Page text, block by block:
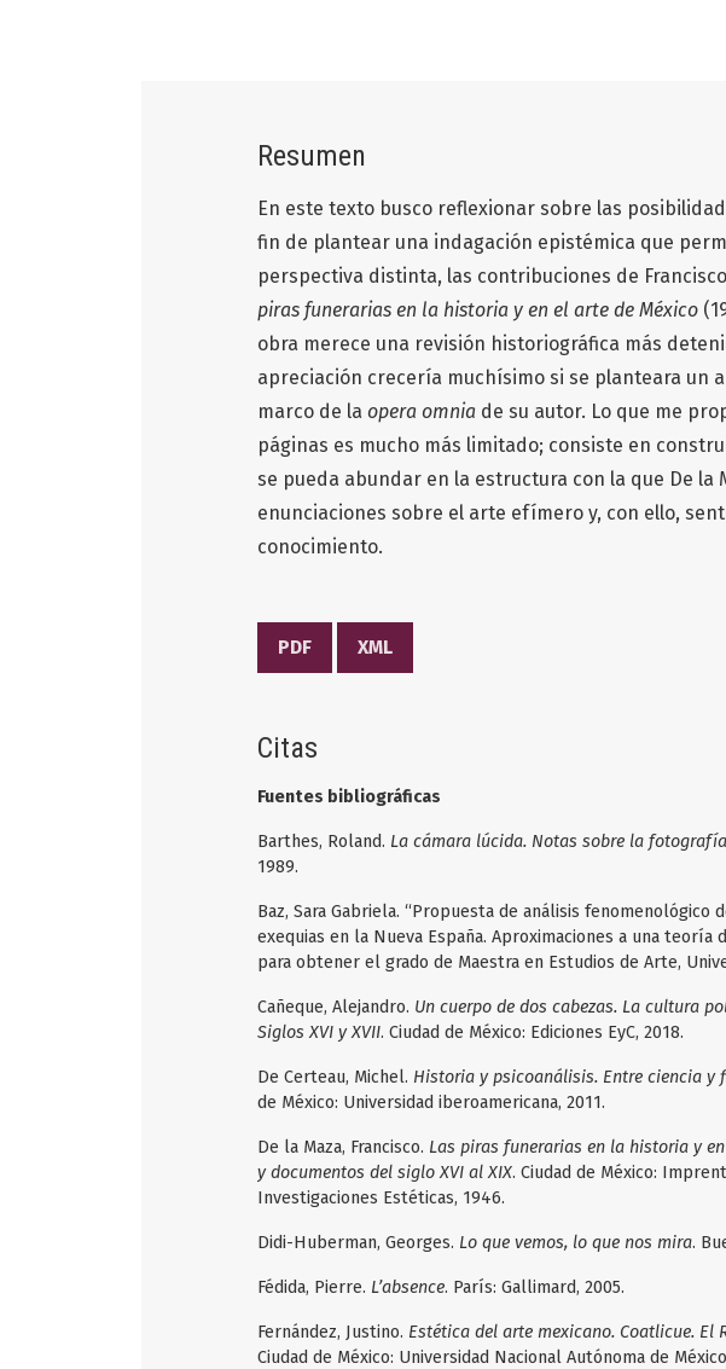
Resumen
En este texto busco reflexionar sobre las
fin de plantear una indagación epistémica que
perspectiva distinta, las contribuciones de
piras funerarias en la historia y en el arte de México
obra merece una revisión historiográfica más
apreciación crecería muchísimo si se planteara un
marco de la opera omnia de su autor. Lo que me
páginas es mucho más limitado; consiste en
se pueda abundar en la estructura con la que De la
enunciaciones sobre el arte efímero y, con ello,
conocimiento.
PDF XML
Citas
Fuentes bibliográficas
Barthes, Roland. La cámara lúcida. Notas sobre la fotografía
1989.
Baz, Sara Gabriela. “Propuesta de análisis fenomenológico
exequias en la Nueva España. Aproximaciones a una teoría
para obtener el grado de Maestra en Estudios de Arte,
Cañeque, Alejandro. Un cuerpo de dos cabezas. La cultura
Siglos XVI y XVII. Ciudad de México: Ediciones EyC, 2018.
De Certeau, Michel. Historia y psicoanálisis. Entre ciencia y
de México: Universidad iberoamericana, 2011.
De la Maza, Francisco. Las piras funerarias en la historia y
y documentos del siglo XVI al XIX. Ciudad de México:
Investigaciones Estéticas, 1946.
Didi-Huberman, Georges. Lo que vemos, lo que nos mira.
Fédida, Pierre. L’absence. París: Gallimard, 2005.
Fernández, Justino. Estética del arte mexicano. Coatlicue. El
Ciudad de México: Universidad Nacional Autónoma de